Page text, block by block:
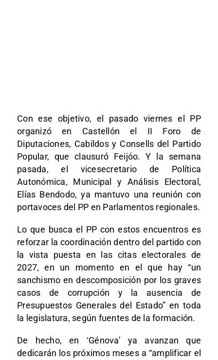
Con ese objetivo, el pasado viernes el PP
organizó en Castellón el II Foro de
Diputaciones, Cabildos y Consells del Partido
Popular, que clausuró Feijóo. Y la semana
pasada, el vicesecretario de Política
Autonómica, Municipal y Análisis Electoral,
Elías Bendodo, ya mantuvo una reunión con
portavoces del PP en Parlamentos regionales.
Lo que busca el PP con estos encuentros es
reforzar la coordinación dentro del partido con
la vista puesta en las citas electorales de
2027, en un momento en el que hay “un
sanchismo en descomposición por los graves
casos de corrupción y la ausencia de
Presupuestos Generales del Estado” en toda
la legislatura, según fuentes de la formación.
De hecho, en ‘Génova’ ya avanzan que
dedicarán los próximos meses a “amplificar el